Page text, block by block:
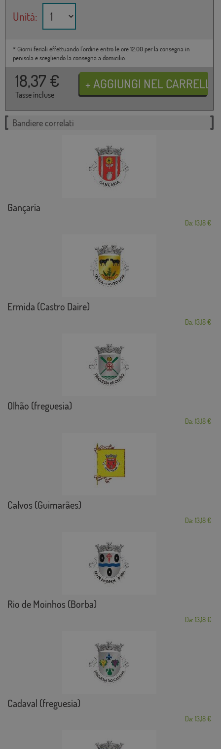
Unità:
* Giorni feriali effettuando l'ordine entro le ore 12:00 per la consegna in
penisola e scegliendo la consegna a domicilio.
18,37 €
Tasse incluse
Bandiere correlati
Gançaria
Da: 13,18 €
Ermida (Castro Daire)
Da: 13,18 €
Olhão (freguesia)
Da: 13,18 €
Calvos (Guimarães)
Da: 13,18 €
Rio de Moinhos (Borba)
Da: 13,18 €
Cadaval (freguesia)
Da: 13,18 €